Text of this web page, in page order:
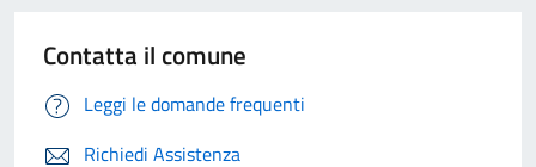
Contatta il comune
Leggi le domande frequenti
Richiedi Assistenza